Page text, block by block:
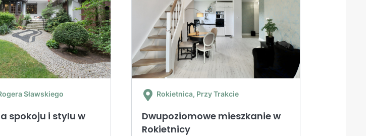
Sławskiego
spokoju i stylu w
Rokietnica, Przy Trakcie
Dwupoziomowe mieszkanie w
Rokietnicy